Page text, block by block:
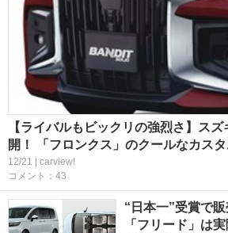
【ライバルもビックリの強烈さ】ス
開！ 「フロンクス」のクールなカスタ
12/21 | carview!
コメント：43
“日本一”受賞で
「フリード」は